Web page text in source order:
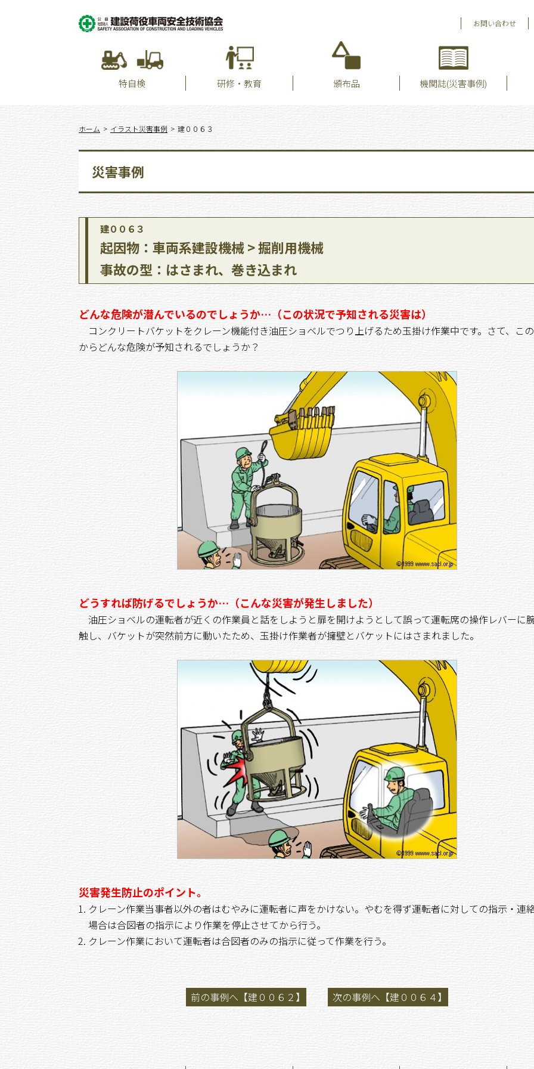
お問い合わせ
特自検 研修・教育 頒布品 機関誌(災害事例)
ホーム イラスト災害事例 建００６３
災害事例
建００６３
起因物：車両系建設機械 > 掘削用機械
事故の型：はさまれ、巻き込まれ
どんな危険が潜んでいるのでしょうか…（この状況で予知される災害は）
コンクリートバケットをクレーン機能付き油圧ショベルでつり上げるため玉掛け作業中です。さて、こ
からどんな危険が予知されるでしょうか？
どうすれば防げるでしょうか…（こんな災害が発生しました）
油圧ショベルの運転者が近くの作業員と話をしようと扉を開けようとして誤って運転席の操作レバーに
触し、バケットが突然前方に動いたため、玉掛け作業者が擁壁とバケットにはさまれました。
災害発生防止のポイント。
クレーン作業当事者以外の者はむやみに運転者に声をかけない。やむを得ず運転者に対しての指示・連
場合は合図者の指示により作業を停止させてから行う。
クレーン作業において運転者は合図者のみの指示に従って作業を行う。
前の事例へ【建００６２】 次の事例へ【建００６４】